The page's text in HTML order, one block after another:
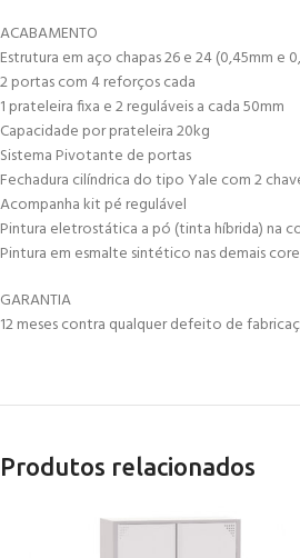
ACABAMENTO
Estrutura em aço chapas 26 e 24 (0,45mm e
2 portas com 4 reforços cada
1 prateleira fixa e 2 reguláveis a cada 50mm
Capacidade por prateleira 20kg
Sistema Pivotante de portas
Fechadura cilíndrica do tipo Yale com 2
Acompanha kit pé regulável
Pintura eletrostática a pó (tinta híbrida) na
Pintura em esmalte sintético nas demais
GARANTIA
12 meses contra qualquer defeito de
Produtos relacionados